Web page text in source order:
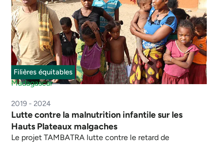
Filières équitables
Madagascar
2019 - 2024
Lutte contre la malnutrition infantile sur les
Hauts Plateaux malgaches
Le projet TAMBATRA lutte contre le retard de